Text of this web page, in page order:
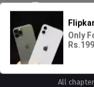
Kuroi
All